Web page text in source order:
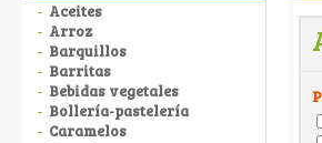
Aceites
Arroz
Barquillos
Barritas
Bebidas vegetales
Bollería-pastelería
Caramelos